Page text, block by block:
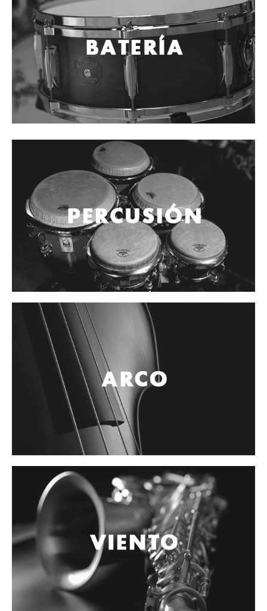
Cables
Audio Profesional
Columnas pasivas
Columnas activas
Amplificadores
Consolas mezcladoras
Procesadores y efectos
Interfaz para grabación
Audífonos y monitoreo personal
Estantes y soportes
Instalaciones y publicidad
Accesorios
Controladores
Tornamesa
Mezcladora
Interfaz
Luces y Escenario
Strobos
Maquinas de humo y escenario
Accesorios
Cables y Conectores
Instrumento